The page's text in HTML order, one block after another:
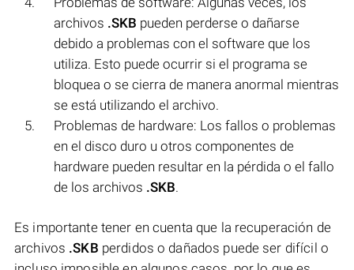
archivos .SKB pueden perderse o dañarse
debido a problemas con el software que los
utiliza. Esto puede ocurrir si el programa se
bloquea o se cierra de manera anormal mientras
se está utilizando el archivo.
Problemas de hardware: Los fallos o problemas
en el disco duro u otros componentes de
hardware pueden resultar en la pérdida o el fallo
de los archivos .SKB.
Es importante tener en cuenta que la recuperación de
archivos .SKB perdidos o dañados puede ser difícil o